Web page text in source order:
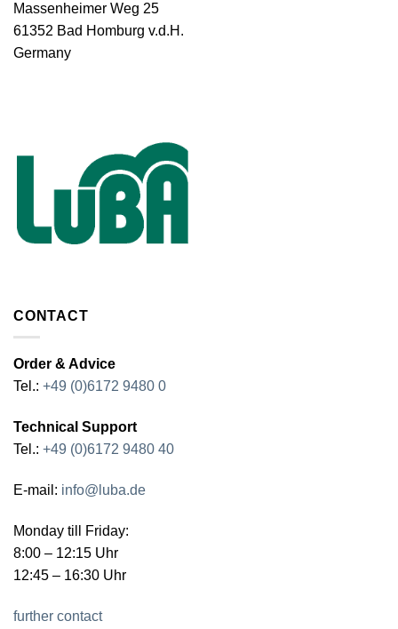
Massenheimer Weg 25
61352 Bad Homburg v.d.H.
Germany
CONTACT
Order & Advice
Tel.: +49 (0)6172 9480 0
Technical Support
Tel.: +49 (0)6172 9480 40
E-mail: info@luba.de
Monday till Friday:
8:00 – 12:15 Uhr
12:45 – 16:30 Uhr
further contact